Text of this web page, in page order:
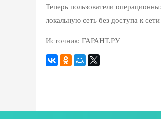
Теперь пользователи
локальную сеть без доступа к
Источник: ГАРАНТ.РУ